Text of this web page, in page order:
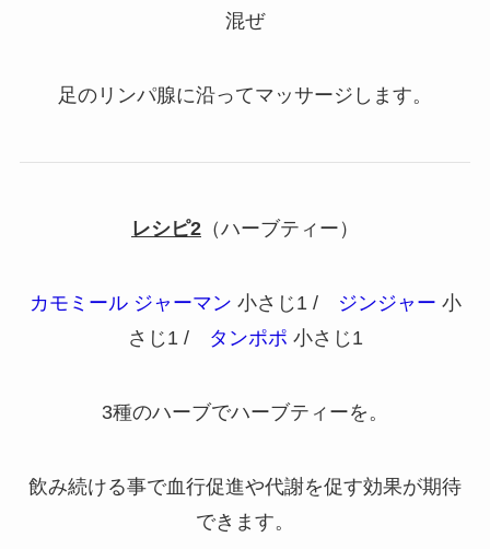
混ぜ
足のリンパ腺に沿ってマッサージします。
レシピ2 （ハーブティー）
カモミール ジャーマン 小さじ1 / ジンジャー 小
さじ1 /
タンポポ 小さじ1
3種のハーブでハーブティーを。
飲み続ける事で血行促進や代謝を促す効果が期待
できます。